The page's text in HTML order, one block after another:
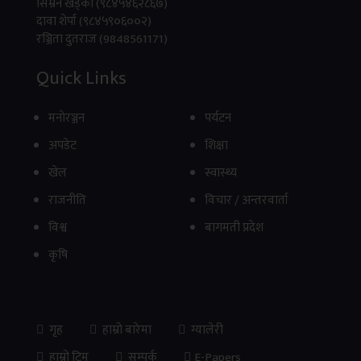
दावा शेर्पा (९८४५९०६००२)
रञ्जिता दुतराज (9848561171)
Quick Links
मनाेरञ्जन
अपडेट
खेल
राजनीति
विश्व
कृषि
पर्यटन
शिक्षा
स्वास्थ्य
विचार / अन्तरवार्ता
बागमती प्रदेश
गृह हाम्रो बारेमा
ग्यालेरी